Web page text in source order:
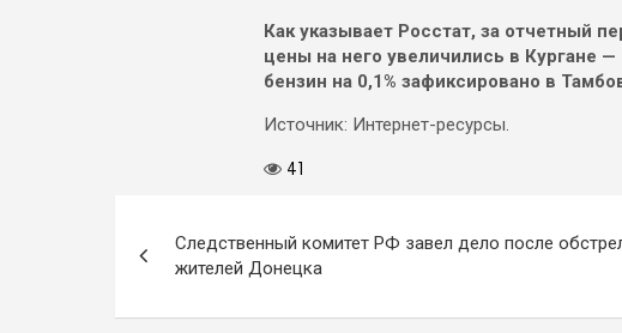
Как указывает Росстат, за отчетный
цены на него увеличились в Кургане
бензин на 0,1% зафиксировано в
Источник: Интернет-ресурсы.
41
по
записям
Следственный комитет РФ завел дело после
жителей Донецка